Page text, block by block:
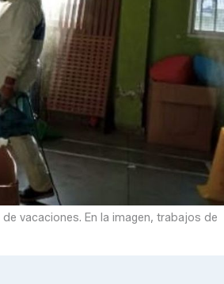
vacaciones. En la imagen, trabajos de